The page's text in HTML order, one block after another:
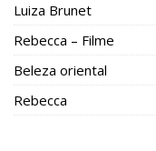
Luiza Brunet
Rebecca – Filme
Beleza oriental
Rebecca